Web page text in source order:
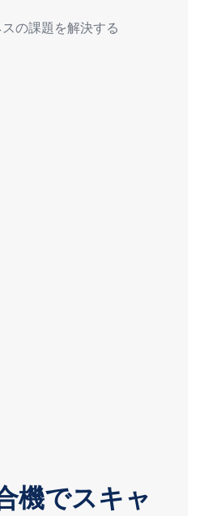
の課題を解決する
機でスキャ